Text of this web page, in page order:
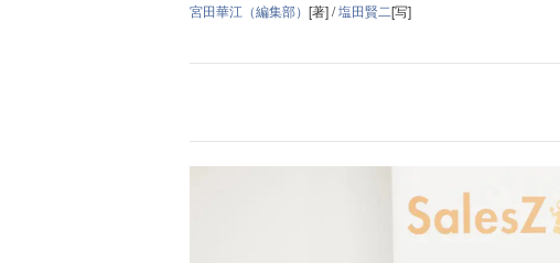
宮田華江（編集部） [著] /塩田賢二[写]